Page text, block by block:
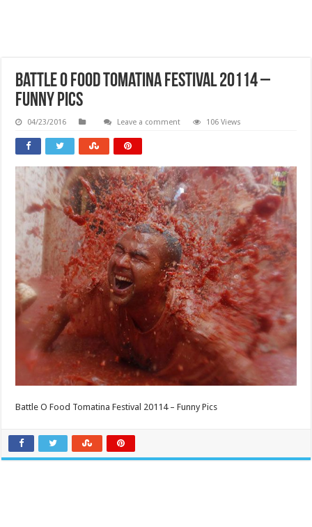
Battle O Food Tomatina Festival 20114 –
Funny Pics
04/23/2016 Leave a comment 106 Views
Battle O Food Tomatina Festival 20114 – Funny Pics